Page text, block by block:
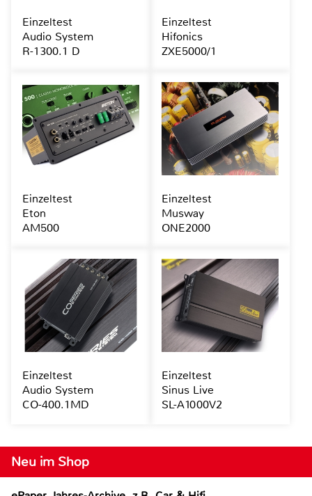
Neu im Shop
Einzeltest
Audio System
R-1300.1 D
Einzeltest
Hifonics
ZXE5000/1
Einzeltest
Eton
AM500
Einzeltest
Musway
ONE2000
Einzeltest
Audio System
CO-400.1MD
Einzeltest
Sinus Live
SL-A1000V2